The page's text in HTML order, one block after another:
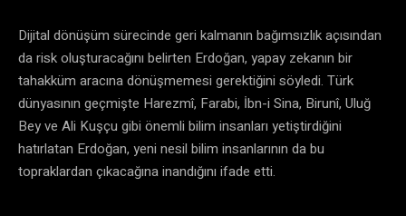
Dijital dönüşüm sürecinde geri kalmanın bağımsızlık açısından
da risk oluşturacağını belirten Erdoğan, yapay zekanın bir
tahakküm aracına dönüşmemesi gerektiğini söyledi. Türk
dünyasının geçmişte Harezmî, Farabi, İbn-i Sina, Birunî, Uluğ
Bey ve Ali Kuşçu gibi önemli bilim insanları yetiştirdiğini
hatırlatan Erdoğan, yeni nesil bilim insanlarının da bu
topraklardan çıkacağına inandığını ifade etti.